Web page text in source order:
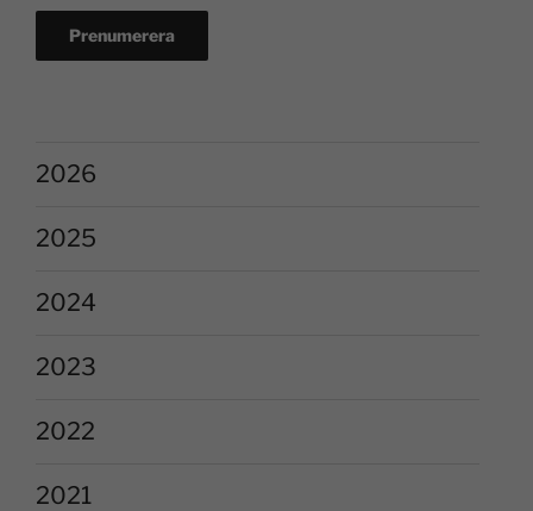
2026
2025
2024
2023
2022
2021